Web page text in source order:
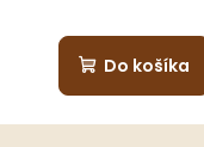
Do košíka